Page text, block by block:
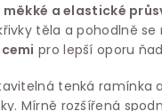
měkké a elastické
těla a pohodlně se
pro lepší oporu
tenká ramínka
Mírně rozšířená